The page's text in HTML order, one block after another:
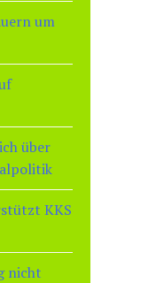
um
über
KKS
nicht